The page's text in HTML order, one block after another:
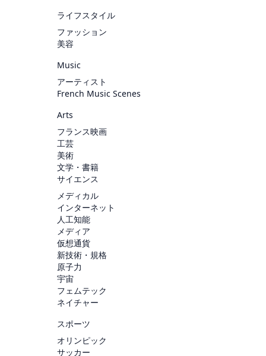
ライフスタイル
ファッション
美容
Music
アーティスト
French Music Scenes
Arts
フランス映画
工芸
美術
文学・書籍
サイエンス
メディカル
インターネット
人工知能
メディア
仮想通貨
新技術・規格
原子力
宇宙
フェムテック
ネイチャー
スポーツ
オリンピック
サッカー